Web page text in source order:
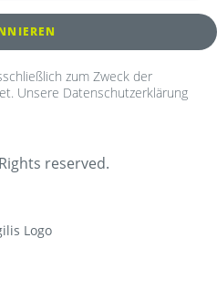
zum Zweck der
Unsere Datenschutzerklärung
reserved.